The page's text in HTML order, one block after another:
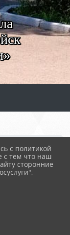
с политикой
с тем что наш
сторонние